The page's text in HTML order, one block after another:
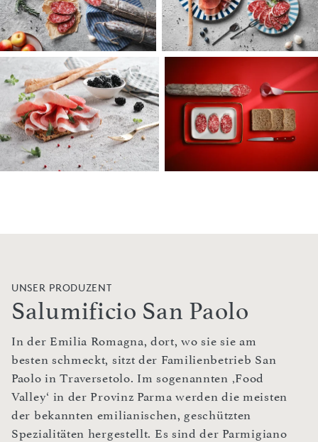
UNSER PRODUZENT
Salumificio San Paolo
In der Emilia Romagna, dort, wo sie sie am
besten schmeckt, sitzt der Familienbetrieb San
Paolo in Traversetolo. Im sogenannten ‚Food
Valley‘ in der Provinz Parma werden die meisten
der bekannten emilianischen, geschützten
Spezialitäten hergestellt. Es sind der Parmigiano